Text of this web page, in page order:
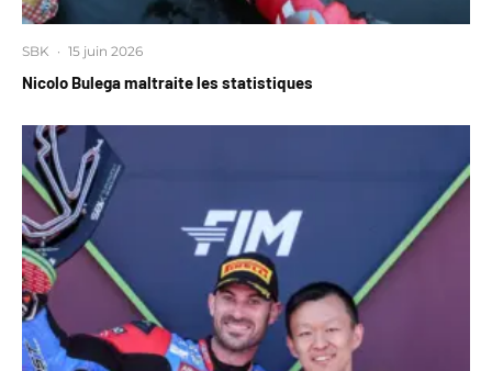
SBK · 15 juin 2026
Nicolo Bulega maltraite les statistiques